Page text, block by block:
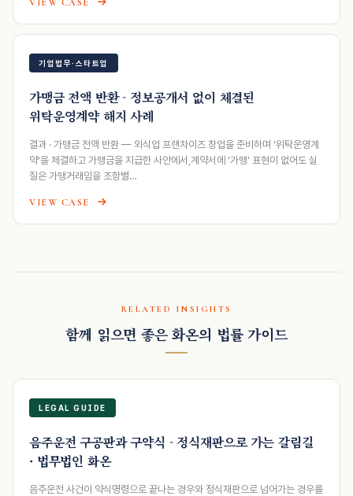
기업법무·스타트업
가맹금 전액 반환 - 정보공개서 없이 체결된
위탁운영계약 해지 사례
결과 · 가맹금 전액 반환 — 외식업 프랜차이즈 창업을 준비하며 '위탁운영계
약'을 체결하고 가맹금을 지급한 사안에서,계약서에 '가맹' 표현이 없어도 실
질은 가맹거래임을 조항별…
VIEW CASE
RELATED INSIGHTS
함께 읽으면 좋은 화온의 법률 가이드
LEGAL GUIDE
음주운전 구공판과 구약식 - 정식재판으로 가는 갈림길
· 법무법인 화온
음주운전 사건이 약식명령으로 끝나는 경우와 정식재판으로 넘어가는 경우를